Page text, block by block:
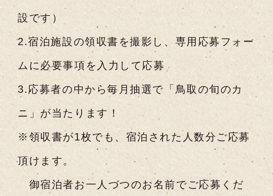
設です）
2.宿泊施設の領収書を撮影し、専用応募フォー
ムに必要事項を入力して応募
3.応募者の中から毎月抽選で「鳥取の旬のカ
ニ」が当たります！
※領収書が1枚でも、宿泊された人数分ご応募
頂けます。
御宿泊者お一人づつのお名前でご応募くだ